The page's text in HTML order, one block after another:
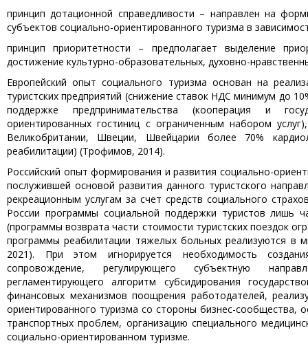
принцип дотационной справедливости – направлен на
субъектов социально-ориентированного туризма в
принцип приоритетности – предполагает выделение
достижение культурно-образова­тельных, духовно-
Европейский опыт социального туризма основан на
туристских предприятий (снижение ставок НДС минимум до
поддержке предпринимательства (кооперация и
ориентированных гостиниц с ограниченным набором
Великобритании, Швеции, Швейцарии более 70%
реабилитации) (Трофимов, 2014).
Российский опыт формирования и развития социально-
послужившей основой развития данного туристского
рекреационным услугам за счет средств социального
России программы социальной поддержки туристов лишь
(программы возврата части стоимости туристских поездок
программы реабилитации тяжелых больных реализуются
2021). При этом игнорируется необходимость
сопровождение, регулирующего субъектную
регламентирующего алгоритм субсидирования
финансовых механизмов поощрения работодателей,
ориентированного туризма со стороны бизнес-
транспортных проблем, организацию специального
социально-ориентиро­ванном туризме.